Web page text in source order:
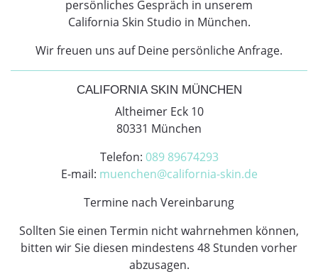
persönliches Gespräch in unserem
California Skin Studio in München.
Wir freuen uns auf Deine persönliche Anfrage.
CALIFORNIA SKIN MÜNCHEN
Altheimer Eck 10
80331 München
Telefon: 089 89674293
E-mail: muenchen@california-skin.de
Termine nach Vereinbarung
Sollten Sie einen Termin nicht wahrnehmen können,
bitten wir Sie diesen mindestens 48 Stunden vorher
abzusagen.